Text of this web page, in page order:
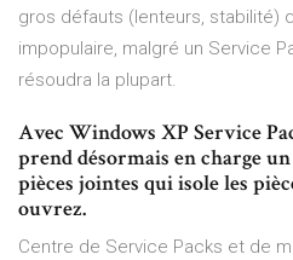
gros défauts (lenteurs, stabilité)
impopulaire, malgré un Service
résoudra la plupart.
Avec Windows XP Service
prend désormais en charge
pièces jointes qui isole les
ouvrez.
Centre de Service Packs et de